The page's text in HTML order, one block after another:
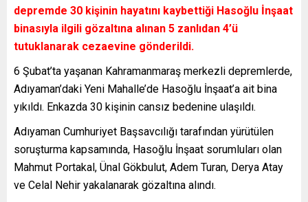
depremde 30 kişinin hayatını kaybettiği Hasoğlu İnşaat
binasıyla ilgili gözaltına alınan 5 zanlıdan 4’ü
tutuklanarak cezaevine gönderildi.
6 Şubat’ta yaşanan Kahramanmaraş merkezli depremlerde,
Adıyaman’daki Yeni Mahalle’de Hasoğlu İnşaat’a ait bina
yıkıldı. Enkazda 30 kişinin cansız bedenine ulaşıldı.
Adıyaman Cumhuriyet Başsavcılığı tarafından yürütülen
soruşturma kapsamında, Hasoğlu İnşaat sorumluları olan
Mahmut Portakal, Ünal Gökbulut, Adem Turan, Derya Atay
ve Celal Nehir yakalanarak gözaltına alındı.